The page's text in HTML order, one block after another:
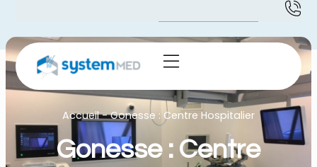
Accueil-Gonesse : Centre Hospitalier
Gonesse : Centre